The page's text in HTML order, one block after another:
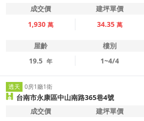
成交價 建坪單價
1,930 萬 34.35 萬
屋齡 樓別
19.5 年 1~4/4
透天 0房1廳1衛
台南市永康區中山南路365巷4號
成交價 建坪單價